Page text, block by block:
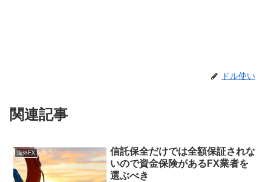
ドル使い
関連記事
海外FX
信託保全だけでは全額保証されな
いので資金保険があるFX業者を
選ぶべき